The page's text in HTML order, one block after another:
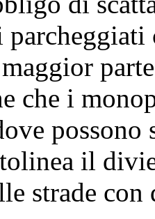
che i
possono
il
strade